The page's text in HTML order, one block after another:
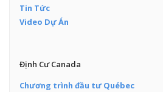
Tin Tức
Video Dự Án
Định Cư Canada
Chương trình đầu tư Québec